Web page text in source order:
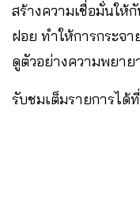
สร้างความเชื่อมั่นให้
ฝอย ทำให้การกระจ
ดูตัวอย่างความพยา
รับชมเต็มรายการได้ที่